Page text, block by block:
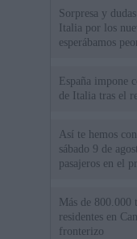
Sorpresa y
Italia por los
esperábamos
España impone
de Italia tras el
Así te hemos
sábado 9 de
pasajeros en el
Más de 800.000
residentes en
fronterizo